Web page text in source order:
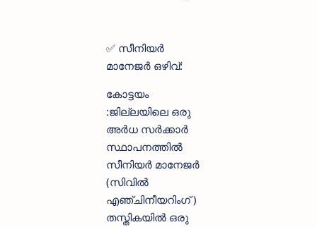
✅ സീനിയർ
മാനേജർ ഒഴിവ്:
കോട്ടയം
:ജില്ലയിലെ ഒരു
അർധ സർക്കാർ
സ്ഥാപനത്തിൽ
സീനിയർ മാനേജർ
(സിവിൽ
എഞ്ചിനീയറിംഗ് )
തസ്തികയിൽ ഒരു